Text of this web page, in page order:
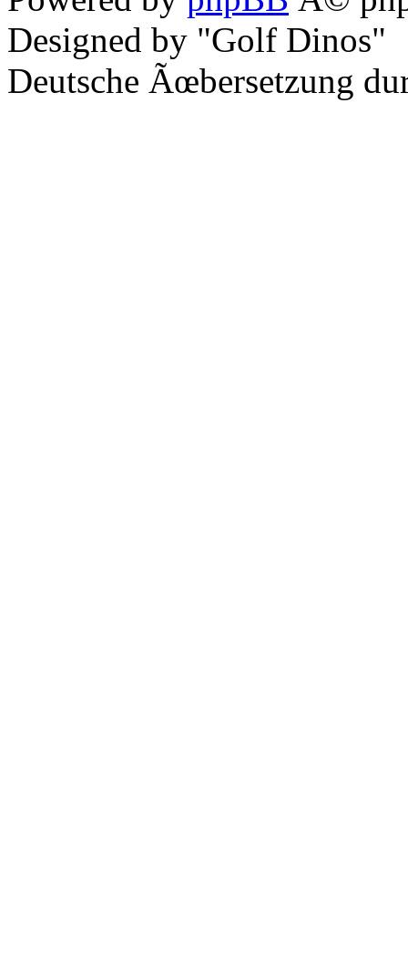
Designed by "Golf Dinos"
Deutsche Ãœbersetzung